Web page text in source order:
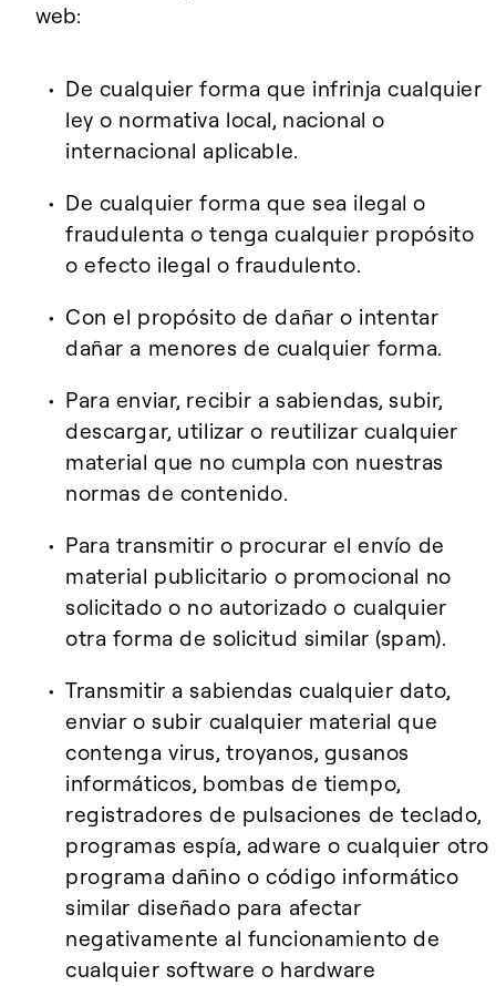
web:
De cualquier forma que infrinja cualquier
ley o normativa local, nacional o
internacional aplicable.
De cualquier forma que sea ilegal o
fraudulenta o tenga cualquier propósito
o efecto ilegal o fraudulento.
Con el propósito de dañar o intentar
dañar a menores de cualquier forma.
Para enviar, recibir a sabiendas, subir,
descargar, utilizar o reutilizar cualquier
material que no cumpla con nuestras
normas de contenido.
Para transmitir o procurar el envío de
material publicitario o promocional no
solicitado o no autorizado o cualquier
otra forma de solicitud similar (spam).
Transmitir a sabiendas cualquier dato,
enviar o subir cualquier material que
contenga virus, troyanos, gusanos
informáticos, bombas de tiempo,
registradores de pulsaciones de teclado,
programas espía, adware o cualquier otro
programa dañino o código informático
similar diseñado para afectar
negativamente al funcionamiento de
cualquier software o hardware